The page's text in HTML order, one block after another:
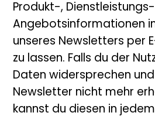
Produkt-,
Angebotsinformationen
unseres Newsletters per
zu lassen. Falls du der
Daten widersprechen
Newsletter nicht mehr
kannst du diesen in